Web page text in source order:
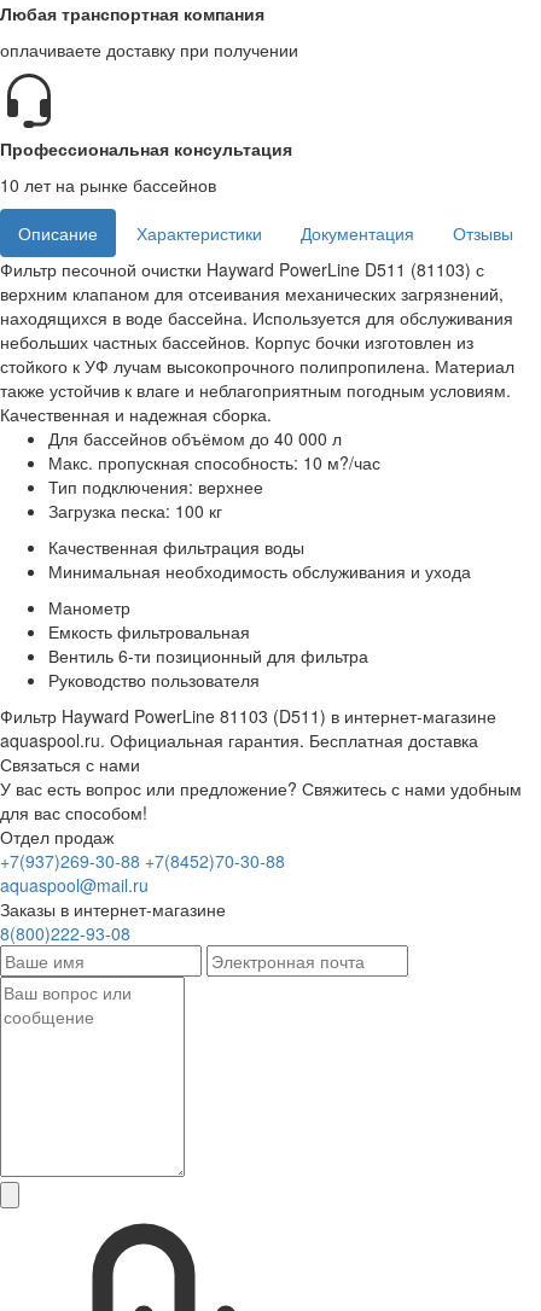
Любая транспортная компания
оплачиваете доставку при получении
Профессиональная консультация
10 лет на рынке бассейнов
Описание
Характеристики Документация
Отзывы
Фильтр песочной очистки Hayward PowerLine D511 (81103) с
верхним клапаном для отсеивания механических загрязнений,
находящихся в воде бассейна. Используется для обслуживания
небольших частных бассейнов. Корпус бочки изготовлен из
стойкого к УФ лучам высокопрочного полипропилена. Материал
также устойчив к влаге и неблагоприятным погодным условиям.
Качественная и надежная сборка.
Для бассейнов объёмом до 40 000 л
Макс. пропускная способность: 10 м?/час
Тип подключения: верхнее
Загрузка песка: 100 кг
Качественная фильтрация воды
Минимальная необходимость обслуживания и ухода
Манометр
Емкость фильтровальная
Вентиль 6-ти позиционный для фильтра
Руководство пользователя
Фильтр Hayward PowerLine 81103 (D511) в интернет-магазине
aquaspool.ru. Официальная гарантия. Бесплатная доставка
Связаться с нами
У вас есть вопрос или предложение? Свяжитесь с нами удобным
для вас способом!
Отдел продаж
+7(937)269-30-88 +7(8452)70-30-88
aquaspool@mail.ru
Заказы в интернет-магазине
8(800)222-93-08